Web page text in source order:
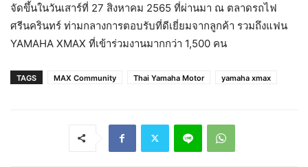
จัดขึ้นในวันเสาร์ที่ 27 สิงหาคม 2565 ที่ผ่านมา ณ ตลาดรถไฟ
ศรีนครินทร์ ท่ามกลางการตอบรับที่ดีเยี่ยมจากลูกค้า รวมถึงแฟน
YAMAHA XMAX ที่เข้าร่วมงานมากกว่า 1,500 คน
TAGS MAX Community Thai Yamaha Motor yamaha xmax